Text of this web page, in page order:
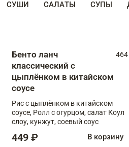
СУШИ САЛАТЫ СУПЫ
Бенто ланч
классический с
цыплёнком в китайском
соусе
464
Рис с цыплёнком в китайском
соусе, Ролл с огурцом, салат Коул
слоу, кунжут, соевый соус
449 ₽ В корзину